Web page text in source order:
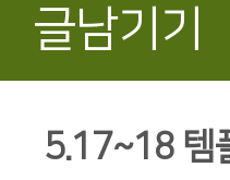
글남기기
5.17~18 템